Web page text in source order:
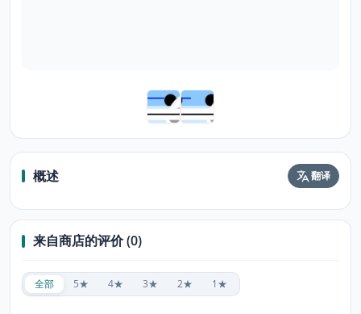
概述 翻译
来自商店的评价 (0)
全部 5★ 4★ 3★ 2★ 1★